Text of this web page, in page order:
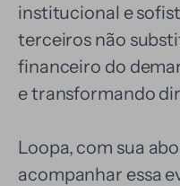
institucional e
terceiros não
financeiro do
e transformando
Loopa, com sua
acompanhar essa